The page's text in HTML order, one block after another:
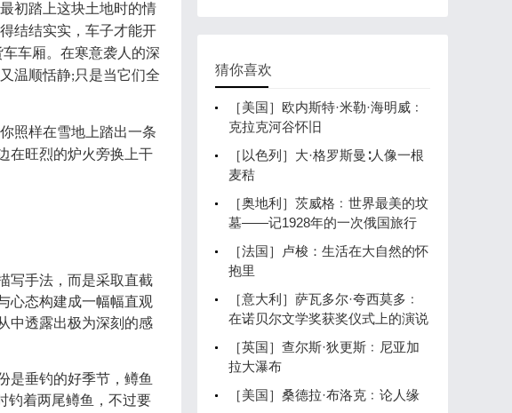
初踏上这块土地时的情
结结实实，车子才能开
车厢。在寒意袭人的深
温顺恬静; 只是当它们全
照样在雪地上踏出一条
在旺烈的炉火旁换上干
写手法，而是采取直截
心态构建成一幅幅直观
中透露出极为深刻的感
是垂钓的好季节，鳟鱼
钓着两尾鳟鱼，不过要
猜你喜欢
［美国］欧内斯特·米勒·海明威﹕
克拉克河谷怀旧
［以色列］大·格罗斯曼∶人像一根
麦秸
［奥地利］茨威格﹕世界最美的坟
墓——记1928年的一次俄国旅行
［法国］卢梭：生活在大自然的怀
抱里
［意大利］萨瓦多尔·夸西莫多﹕
在诺贝尔文学奖获奖仪式上的演说
［英国］查尔斯·狄更斯﹕尼亚加
拉大瀑布
［美国］桑德拉·布洛克﹕论人缘